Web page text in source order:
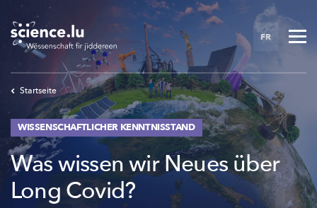
to
main
content
FR
Startseite
WISSENSCHAFTLICHER KENNTNISSTAND
Was wissen wir Neues über
Long Covid?